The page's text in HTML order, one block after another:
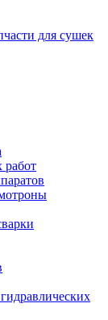
для сушек
работ